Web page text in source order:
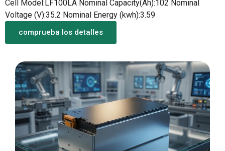
Cell Model:LF100LA Nominal Capacity(Ah):102 Nominal
Voltage (V):35.2 Nominal Energy (kwh):3.59
comprueba los detalles